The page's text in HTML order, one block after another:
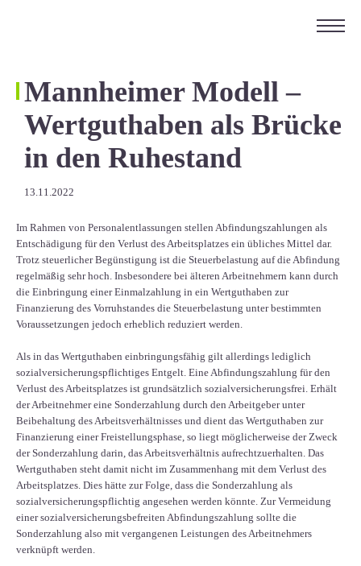
Mannheimer Modell –
Wertguthaben als Brücke
in den Ruhestand
13.11.2022
Im Rahmen von Personalentlassungen stellen Abfindungszahlungen als
Entschädigung für den Verlust des Arbeitsplatzes ein übliches Mittel dar.
Trotz steuerlicher Begünstigung ist die Steuerbelastung auf die Abfindung
regelmäßig sehr hoch. Insbesondere bei älteren Arbeitnehmern kann durch
die Einbringung einer Einmalzahlung in ein Wertguthaben zur
Finanzierung des Vorruhstandes die Steuerbelastung unter bestimmten
Voraussetzungen jedoch erheblich reduziert werden.
Als in das Wertguthaben einbringungsfähig gilt allerdings lediglich
sozialversicherungspflichtiges Entgelt. Eine Abfindungszahlung für den
Verlust des Arbeitsplatzes ist grundsätzlich sozialversicherungsfrei. Erhält
der Arbeitnehmer eine Sonderzahlung durch den Arbeitgeber unter
Beibehaltung des Arbeitsverhältnisses und dient das Wertguthaben zur
Finanzierung einer Freistellungsphase, so liegt möglicherweise der Zweck
der Sonderzahlung darin, das Arbeitsverhältnis aufrechtzuerhalten. Das
Wertguthaben steht damit nicht im Zusammenhang mit dem Verlust des
Arbeitsplatzes. Dies hätte zur Folge, dass die Sonderzahlung als
sozialversicherungspflichtig angesehen werden könnte. Zur Vermeidung
einer sozialversicherungsbefreiten Abfindungszahlung sollte die
Sonderzahlung also mit vergangenen Leistungen des Arbeitnehmers
verknüpft werden.
KONTAKT